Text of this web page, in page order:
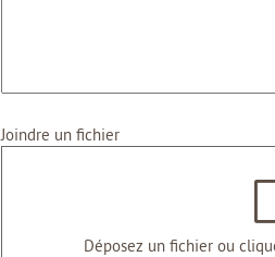
Joindre un fichier
Déposez un fichier ou